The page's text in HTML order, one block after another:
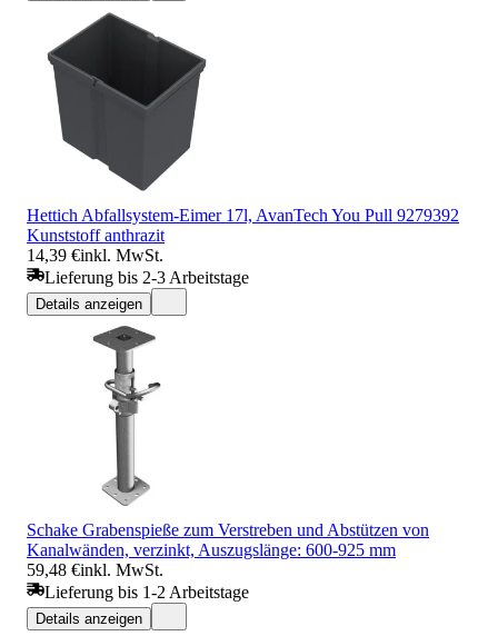
Hettich Abfallsystem-Eimer 17l, AvanTech You Pull 9279392
Kunststoff anthrazit
14,39 €inkl. MwSt.
Lieferung bis 2-3 Arbeitstage
Details anzeigen
Schake Grabenspieße zum Verstreben und Abstützen von
Kanalwänden, verzinkt, Auszugslänge: 600-925 mm
59,48 €inkl. MwSt.
Lieferung bis 1-2 Arbeitstage
Details anzeigen